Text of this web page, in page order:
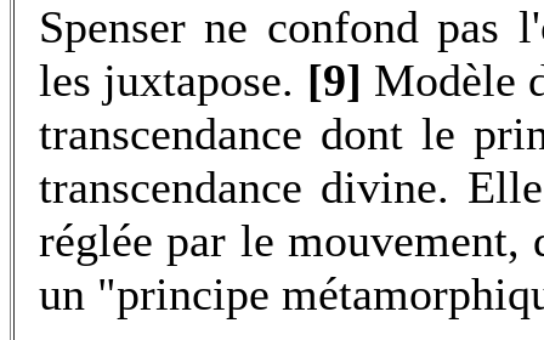
Spenser ne confond
les juxtapose. [9] Modèle
transcendance dont le
transcendance divine.
réglée par le mouvement,
un "principe